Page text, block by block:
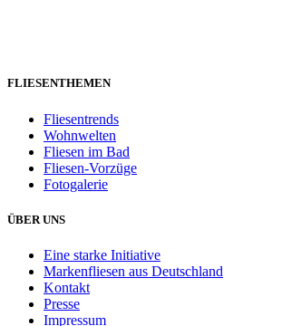
FLIESENTHEMEN
Fliesentrends
Wohnwelten
Fliesen im Bad
Fliesen-Vorzüge
Fotogalerie
ÜBER UNS
Eine starke Initiative
Markenfliesen aus Deutschland
Kontakt
Presse
Impressum